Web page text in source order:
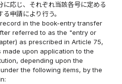
に応じ、それぞれ当該各号に定める
申請により行う。
in the book-entry transfer
referred to as the "entry or
as prescribed in Article 75,
made upon application to the
depending upon the
the following items, by the